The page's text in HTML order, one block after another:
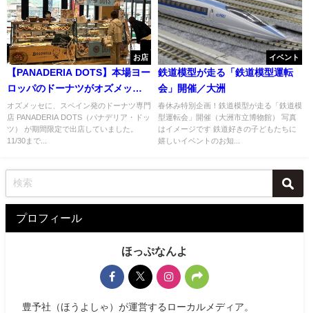
お店
【PANADERIA DOTS】本場ヨー
ロッパのドーナツがオズメッセ
に登場！／大洲
オズメッセに、スペイン発のドーナツ専門
店 PANADERIA DOTS（パナデリア・ドッ
ツ） が期間限定で出店していました。
11/30まで...
イベント
鉄道模型が走る「鉄道模型運転
会」開催／大洲
春休み特別企画！鉄道模型が走る「鉄道模
型運転会」開催（大洲市立博物館） 写真
はイメージです 鉄道好きの子どもたちに
嬉しいイベントのお知...
プロフィール
ほっぷなんよ
豊予社（ほうよしゃ）が運営するローカルメディア。